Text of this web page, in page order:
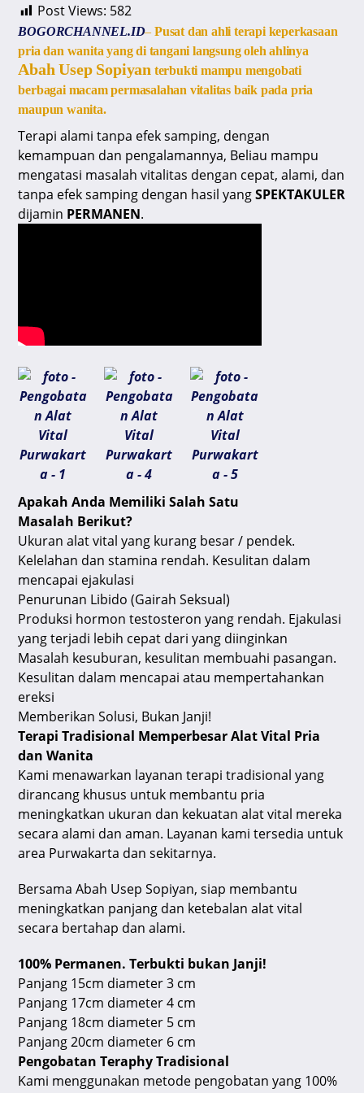
at
s
A
p
p
c
e
b
o
o
k
e
gr
a
m
ai
l
e
a
d
s
Post Views: 582
BOGORCHANNEL.ID–Pusat dan ahli terapi keperkasaan
pria dan wanita yang di tangani langsung oleh ahlinya
Abah Usep Sopiyan terbukti mampu mengobati
berbagai macam permasalahan vitalitas baik pada pria
maupun wanita.
Terapi alami tanpa efek samping, dengan
kemampuan dan pengalamannya, Beliau mampu
mengatasi masalah vitalitas dengan cepat, alami, dan
tanpa efek samping dengan hasil yangSPEKTAKULER
dijamin PERMANEN.
Apakah Anda Memiliki Salah Satu
Masalah Berikut?
Ukuran alat vital yang kurang besar / pendek.
Kelelahan dan stamina rendah. Kesulitan dalam
mencapai ejakulasi
Penurunan Libido (Gairah Seksual)
Produksi hormon testosteron yang rendah. Ejakulasi
yang terjadi lebih cepat dari yang diinginkan
Masalah kesuburan, kesulitan membuahi pasangan.
Kesulitan dalam mencapai atau mempertahankan
ereksi
Memberikan Solusi, Bukan Janji!
Terapi Tradisional Memperbesar Alat Vital Pria
dan Wanita
Kami menawarkan layanan terapi tradisional yang
dirancang khusus untuk membantu pria
meningkatkan ukuran dan kekuatan alat vital mereka
secara alami dan aman. Layanan kami tersedia untuk
area Purwakarta dan sekitarnya.
Bersama Abah Usep Sopiyan, siap membantu
meningkatkan panjang dan ketebalan alat vital
secara bertahap dan alami.
100% Permanen. Terbukti bukan Janji!
Panjang 15cm diameter 3 cm
Panjang 17cm diameter 4 cm
Panjang 18cm diameter 5 cm
Panjang 20cm diameter 6 cm
Pengobatan Teraphy Tradisional
Kami menggunakan metode pengobatan yang 100%